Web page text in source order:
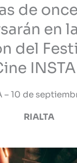
de
en
del
– 10 de
RIALTA